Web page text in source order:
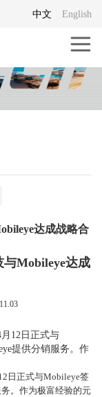
English
中文
达成战略合
Mobileye达成
12日正式与
提供分销服务。作
日正式与Mobileye签
。作为极富经验的元